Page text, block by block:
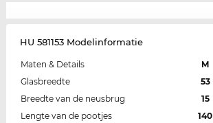
HU 581153 Modelinformatie
Maten & Details
M
Glasbreedte
53
Breedte van de neusbrug
15
Lengte van de pootjes
140